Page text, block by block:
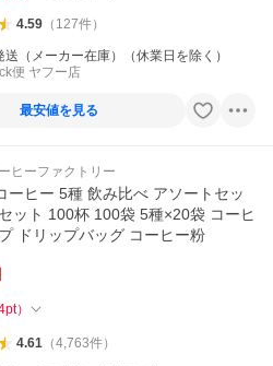
4.59（ 127件）
（メーカー在庫）（休業日を除く）
便 ヤフー店
最安値を見る
ヒーファクトリー
ーヒー 5種 飲み比べ アソートセッ
ット 100杯 100袋 5種×20袋 コーヒ
ドリップバッグ コーヒー粉
pt）
4.61（4,763件）